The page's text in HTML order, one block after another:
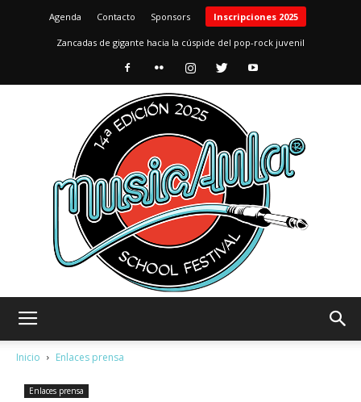
Agenda Contacto Sponsors Inscripciones 2025
Zancadas de gigante hacia la cúspide del pop-rock juvenil
Inicio Enlaces prensa
Enlaces prensa